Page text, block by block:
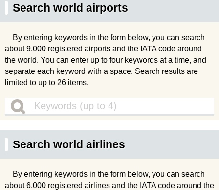
Search world airports
By entering keywords in the form below, you can search
about 9,000 registered airports and the IATA code around
the world. You can enter up to four keywords at a time, and
separate each keyword with a space. Search results are
limited to up to 26 items.
Search world airlines
By entering keywords in the form below, you can search
about 6,000 registered airlines and the IATA code around the